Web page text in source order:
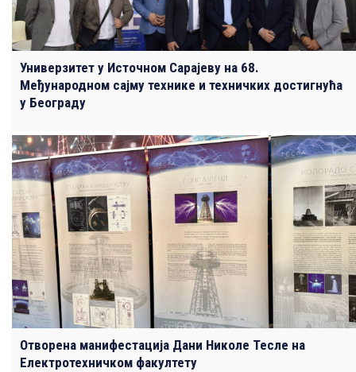
Универзитет у Источном Сарајеву на 68.
Међународном сајму технике и техничких достигнућа
у Београду
Отворена манифестација Дани Николе Тесле на
Електротехничком факултету